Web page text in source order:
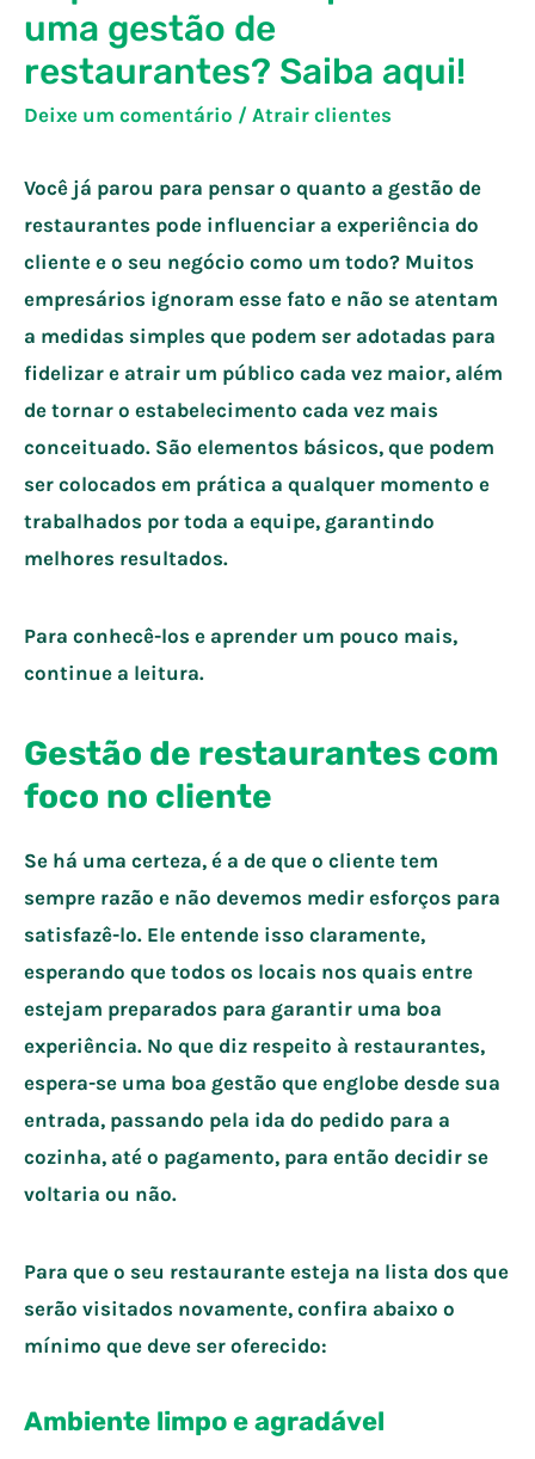
uma gestão de
restaurantes? Saiba aqui!
Deixe um comentário / Atrair clientes
Você já parou para pensar o quanto a gestão de
restaurantes pode influenciar a experiência do
cliente e o seu negócio como um todo? Muitos
empresários ignoram esse fato e não se atentam
a medidas simples que podem ser adotadas para
fidelizar e atrair um público cada vez maior, além
de tornar o estabelecimento cada vez mais
conceituado. São elementos básicos, que podem
ser colocados em prática a qualquer momento e
trabalhados por toda a equipe, garantindo
melhores resultados.
Para conhecê-los e aprender um pouco mais,
continue a leitura.
Gestão de restaurantes com
foco no cliente
Se há uma certeza, é a de que o cliente tem
sempre razão e não devemos medir esforços para
satisfazê-lo. Ele entende isso claramente,
esperando que todos os locais nos quais entre
estejam preparados para garantir uma boa
experiência. No que diz respeito à restaurantes,
espera-se uma boa gestão que englobe desde sua
entrada, passando pela ida do pedido para a
cozinha, até o pagamento, para então decidir se
voltaria ou não.
Para que o seu restaurante esteja na lista dos que
serão visitados novamente, confira abaixo o
mínimo que deve ser oferecido:
Ambiente limpo e agradável